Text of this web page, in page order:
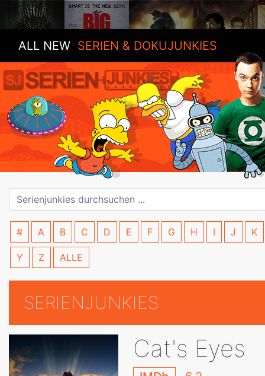
ALL NEW SERIEN & DOKUJUNKIES
# A B C D E F G H I J K
Y Z ALLE
SERIENJUNKIES
Cat's Eyes